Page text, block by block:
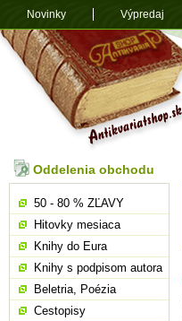
Oddelenia obchodu
50 - 80 % ZĽAVY
Hitovky mesiaca
Knihy do Eura
Knihy s podpisom autora
Beletria, Poézia
Cestopisy
Novinky Výpredaj